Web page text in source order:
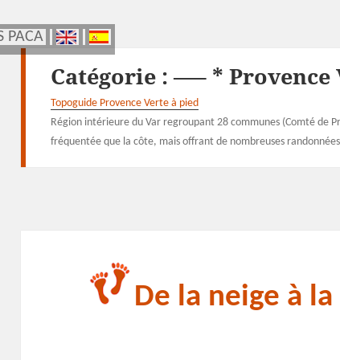
PACA
PACA
Catégorie :—– * Provence
Topoguide Provence Verte à pied
Région intérieure du Var regroupant 28 communes (Comté de
fréquentée que la côte, mais offrant de nombreuses
De la neige à